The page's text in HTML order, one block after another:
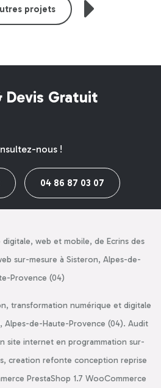
projets
Devis Gratuit
nous !
04 86 87 03 07
web et mobile, de Ecrins des
sur-mesure à Sisteron, Alpes-de-
Provence (04)
transformation numérique et digitale
Alpes-de-Haute-Provence (04). Audit
site internet en programmation sur-
creation refonte conception reprise
PrestaShop 1.7 WooCommerce